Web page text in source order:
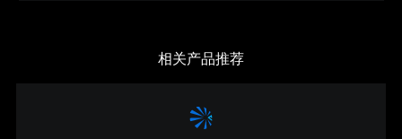
相关产品推荐